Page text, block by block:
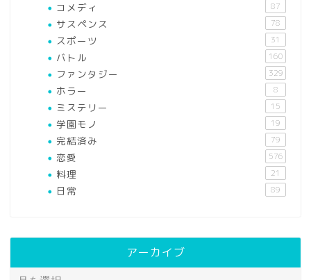
コメディ 87
サスペンス 78
スポーツ 31
バトル 160
ファンタジー 329
ホラー 8
ミステリー 15
学園モノ 19
完結済み 79
恋愛 576
料理 21
日常 89
アーカイブ